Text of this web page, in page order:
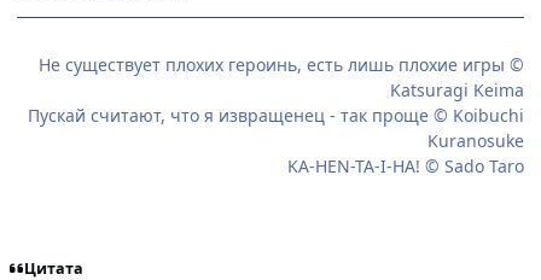
Не существует плохих героинь, есть лишь плохие игры ©
Katsuragi Keima
Пускай считают, что я извращенец - так проще © Koibuchi
Kuranosuke
KA-HEN-TA-I-HA! © Sado Taro
Цитата